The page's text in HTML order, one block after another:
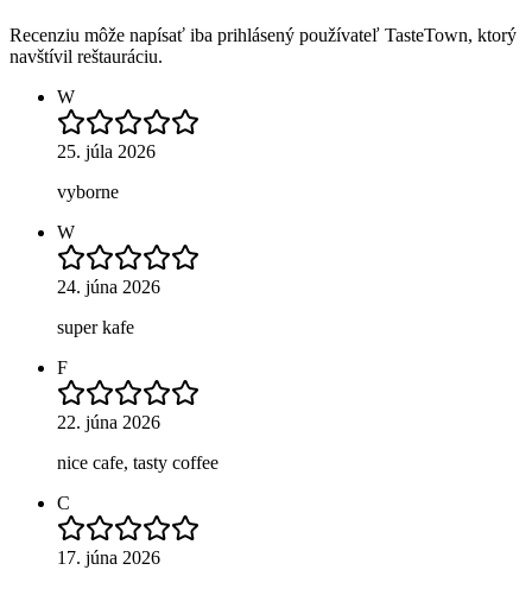
Recenziu môže napísať iba prihlásený používateľ TasteTown, ktorý
navštívil reštauráciu.
W
25. júla 2026
vyborne
W
24. júna 2026
super kafe
F
22. júna 2026
nice cafe, tasty coffee
C
17. júna 2026